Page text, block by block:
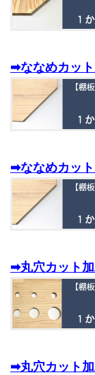
➡ななめカッ
➡ななめカッ
➡丸穴カット
➡丸穴カット